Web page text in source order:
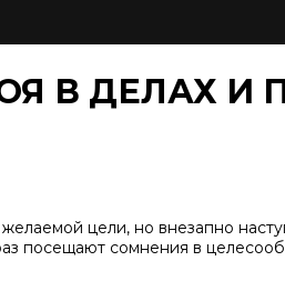
В ДЕЛАХ И
цели, но внезапно
посещают сомнения в